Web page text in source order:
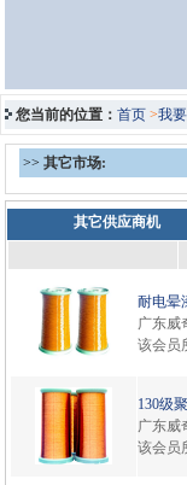
您当前的位置： 首页 >我
>> 其它市场:
其它供应商机
耐电晕
广东威
该会员
130级
广东威
该会员